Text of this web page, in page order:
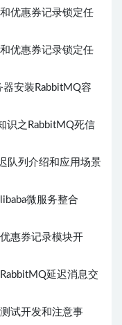
优惠券记录锁定任
优惠券记录锁定任
安装RabbitMQ容
之RabbitMQ死信
列介绍和应用场景
微服务整合
惠券记录模块开
延迟消息交
试开发和注意事